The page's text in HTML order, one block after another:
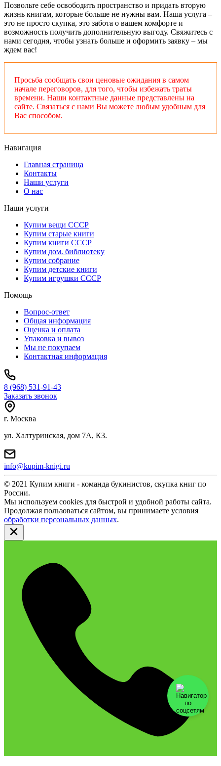
Позвольте себе освободить пространство и придать вторую
жизнь книгам, которые больше не нужны вам. Наша услуга –
это не просто скупка, это забота о вашем комфорте и
возможность получить дополнительную выгоду. Свяжитесь с
нами сегодня, чтобы узнать больше и оформить заявку – мы
ждем вас!
Просьба сообщать свои ценовые ожидания в самом
начале переговоров, для того, чтобы избежать траты
времени. Наши контактные данные представлены на
сайте. Связаться с нами Вы можете любым удобным для
Вас способом.
Навигация
Главная страница
Контакты
Наши услуги
О нас
Наши услуги
Купим вещи СССР
Купим старые книги
Купим книги СССР
Купим дом. библиотеку
Купим собрание
Купим детские книги
Купим игрушки СССР
Помощь
Вопрос-ответ
Общая информация
Оценка и оплата
Упаковка и вывоз
Мы не покупаем
Контактная информация
8 (968) 531-91-43
Заказать звонок
г. Москва
ул. Халтуринская, дом 7А, К3.
info@kupim-knigi.ru
© 2021 Купим книги - команда букинистов, скупка книг по
России.
Мы используем cookies для быстрой и удобной работы сайта.
Продолжая пользоваться сайтом, вы принимаете условия
обработки персональных данных.